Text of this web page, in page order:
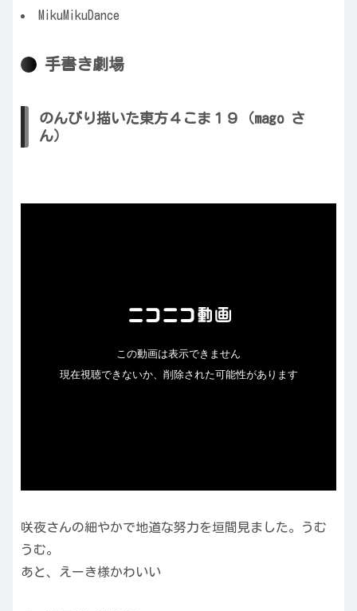
MikuMikuDance
手書き劇場
のんびり描いた東方４こま１９（mago さ
ん）
咲夜さんの細やかで地道な努力を垣間見ました。うむ
うむ。
あと、えーき様かわいい